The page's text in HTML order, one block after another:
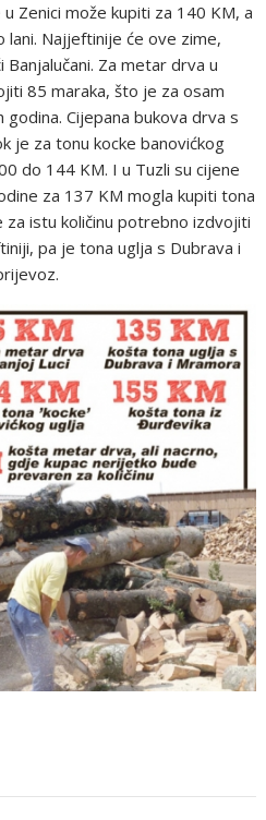
Zenici može kupiti za 140 KM, a
lani. Najjeftinije će ove zime,
Za metar drva u
85 maraka, što je za osam
Cijepana bukova drva s
je za tonu kocke banovićkog
do 144 KM. I u Tuzli su cijene
za 137 KM mogla kupiti tona
za istu količinu potrebno izdvojiti
pa je tona uglja s Dubrava i